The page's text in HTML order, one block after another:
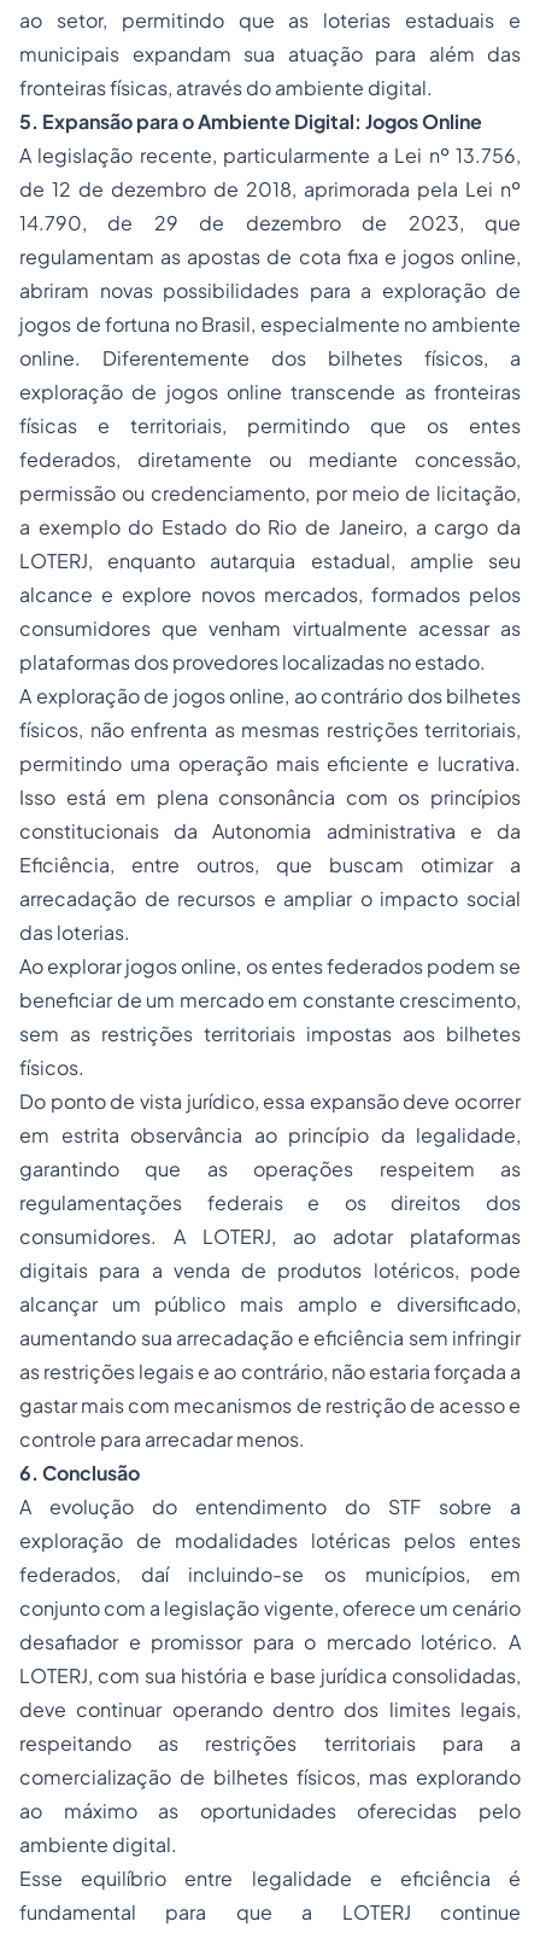
ao setor, permitindo que as loterias estaduais e
municipais expandam sua atuação para além das
fronteiras físicas, através do ambiente digital.
5. Expansão para o Ambiente Digital: Jogos Online
A legislação recente, particularmente a Lei nº 13.756,
de 12 de dezembro de 2018, aprimorada pela Lei nº
14.790, de 29 de dezembro de 2023, que
regulamentam as apostas de cota fixa e jogos online,
abriram novas possibilidades para a exploração de
jogos de fortuna no Brasil, especialmente no ambiente
online. Diferentemente dos bilhetes físicos, a
exploração de jogos online transcende as fronteiras
físicas e territoriais, permitindo que os entes
federados, diretamente ou mediante concessão,
permissão ou credenciamento, por meio de licitação,
a exemplo do Estado do Rio de Janeiro, a cargo da
LOTERJ, enquanto autarquia estadual, amplie seu
alcance e explore novos mercados, formados pelos
consumidores que venham virtualmente acessar as
plataformas dos provedores localizadas no estado.
A exploração de jogosonline, ao contrário dos bilhetes
físicos, não enfrenta as mesmas restrições territoriais,
permitindo uma operação mais eficiente e lucrativa.
Isso está em plena consonância com os princípios
constitucionais da Autonomia administrativa e da
Eficiência, entre outros, que buscam otimizar a
arrecadação de recursos e ampliar o impacto social
das loterias.
Ao explorar jogosonline, os entes federados podem se
beneficiar de um mercado em constante crescimento,
sem as restrições territoriais impostas aos bilhetes
físicos.
Do ponto de vista jurídico, essa expansão deve ocorrer
em estrita observância ao princípio da legalidade,
garantindo que as operações respeitem as
regulamentações federais e os direitos dos
consumidores. A LOTERJ, ao adotar plataformas
digitais para a venda de produtos lotéricos, pode
alcançar um público mais amplo e diversificado,
aumentando sua arrecadação e eficiência sem infringir
as restrições legais e ao contrário, não estaria forçada a
gastar mais com mecanismos de restrição de acesso e
controle para arrecadar menos.
6. Conclusão
A evolução do entendimento do STF sobre a
exploração de modalidades lotéricas pelos entes
federados, daí incluindo-se os municípios, em
conjunto com a legislação vigente, oferece um cenário
desafiador e promissor para o mercado lotérico. A
LOTERJ, com sua história e base jurídica consolidadas,
deve continuar operando dentro dos limites legais,
respeitando as restrições territoriais para a
comercialização de bilhetes físicos, mas explorando
ao máximo as oportunidades oferecidas pelo
ambiente digital.
Esse equilíbrio entre legalidade e eficiência é
fundamental para que a LOTERJ continue